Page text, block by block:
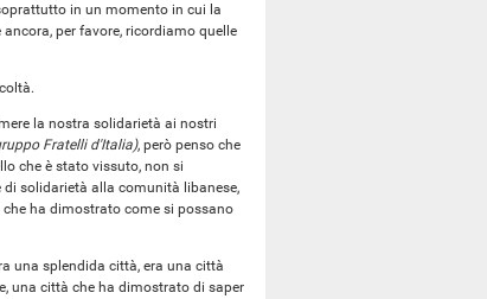
in un momento in cui la
per favore, ricordiamo quelle
la nostra solidarietà ai nostri
Fratelli d'Italia), però penso che
che è stato vissuto, non si
solidarietà alla comunità libanese,
ha dimostrato come si possano
una splendida città, era una città
una città che ha dimostrato di saper